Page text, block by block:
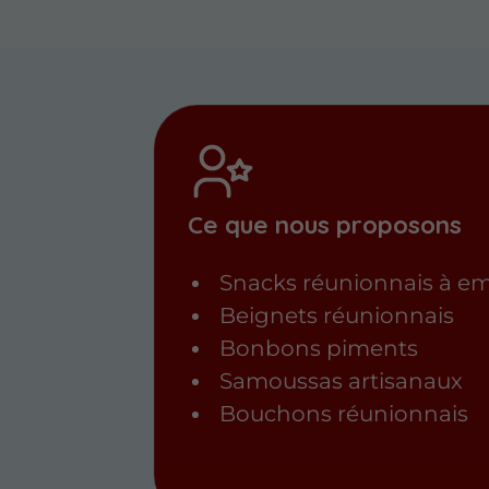
Ce que nous proposons
Snacks réunionnais à
Beignets réunionnais
Bonbons piments
Samoussas artisanaux
Bouchons réunionnais